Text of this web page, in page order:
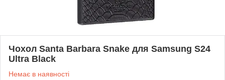
Чохол Santa Barbara Snake для Samsung S24
Ultra Black
Немає в наявності